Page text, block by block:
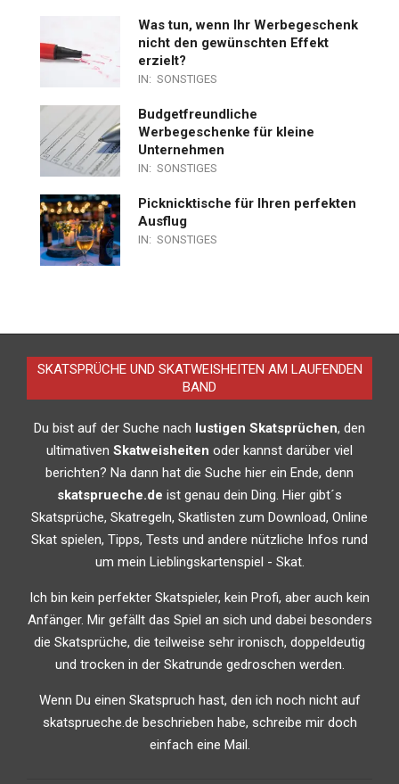
Was tun, wenn Ihr Werbegeschenk
nicht den gewünschten Effekt
erzielt?
IN: SONSTIGES
Budgetfreundliche
Werbegeschenke für kleine
Unternehmen
IN: SONSTIGES
Picknicktische für Ihren perfekten
Ausflug
IN: SONSTIGES
SKATSPRÜCHE UND SKATWEISHEITEN AM LAUFENDEN
BAND
Du bist auf der Suche nach lustigen Skatsprüchen, den
ultimativen Skatweisheiten oder kannst darüber viel
berichten? Na dann hat die Suche hier ein Ende, denn
skatsprueche.de ist genau dein Ding. Hier gibt´s
Skatsprüche, Skatregeln, Skatlisten zum Download, Online
Skat spielen, Tipps, Tests und andere nützliche Infos rund
um mein Lieblingskartenspiel - Skat.
Ich bin kein perfekter Skatspieler, kein Profi, aber auch kein
Anfänger. Mir gefällt das Spiel an sich und dabei besonders
die Skatsprüche, die teilweise sehr ironisch, doppeldeutig
und trocken in der Skatrunde gedroschen werden.
Wenn Du einen Skatspruch hast, den ich noch nicht auf
skatsprueche.de beschrieben habe, schreibe mir doch
einfach eine Mail.